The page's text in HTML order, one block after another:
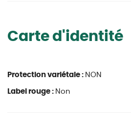
Carte d'identité
Protection variétale : NON
Label rouge : Non